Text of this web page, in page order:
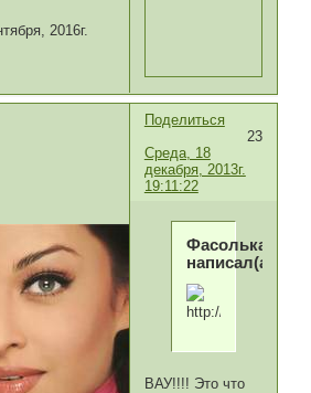
2016г.
Поделиться
23
Среда, 18
декабря, 2013г.
19:11:22
Фасолька
написал(а):
ВАУ!!!! Это что